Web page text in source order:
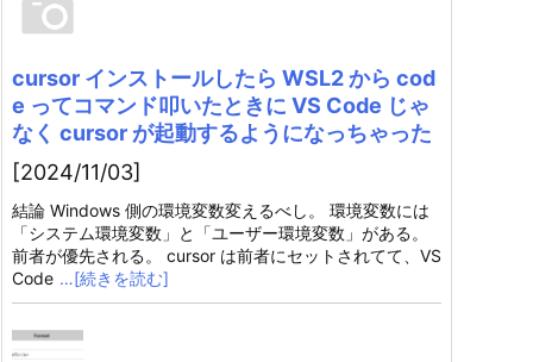
cursor インストールしたら WSL2 から cod
e ってコマンド叩いたときに VS Code じゃ
なく cursor が起動するようになっちゃった
[2024/11/03]
結論 Windows 側の環境変数変えるべし。 環境変数には
「システム環境変数」と「ユーザー環境変数」がある。
前者が優先される。 cursor は前者にセットされてて、VS
Code …[続きを読む]